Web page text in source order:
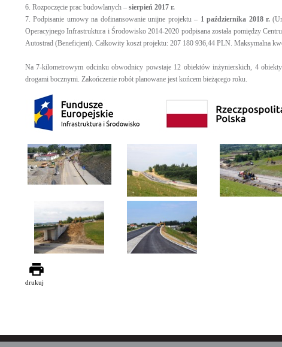
6. Rozpoczęcie prac budowlanych – sierpień 2017 r.
7. Podpisanie umowy na dofinansowanie unijne projektu – 1 października 2018 r.
Operacyjnego Infrastruktura i Środowisko 2014-2020 podpisana została pomiędzy
Autostrad (Beneficjent). Całkowity koszt projektu: 207 180 936,44 PLN. Maksymalna
Na 7-kilometrowym odcinku obwodnicy powstaje 12 obiektów inżynierskich, 4
drogami bocznymi. Zakończenie robót planowane jest końcem bieżącego roku.
drukuj